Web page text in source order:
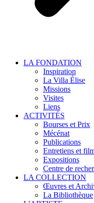
LA FONDATION
Inspiration
La Villa Élise
Missions
Visites
Liens
ACTIVITÉS
Bourses et Prix
Mécénat
Publications
Entretiens et
Expositions
Centre de
LA COLLECTION
Œuvres et
La Bibliothèque